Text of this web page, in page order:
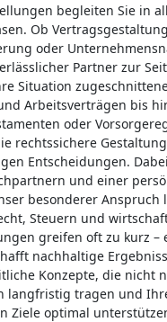
begleiten Sie in
Ob
oder
Partner zur
Situation
Arbeitsverträgen bis
oder
rechtssichere
Entscheidungen.
und einer
besonderer Anspruch
Steuern und
greifen oft zu kurz –
nachhaltige
Konzepte, die nicht
langfristig tragen und
Ziele optimal